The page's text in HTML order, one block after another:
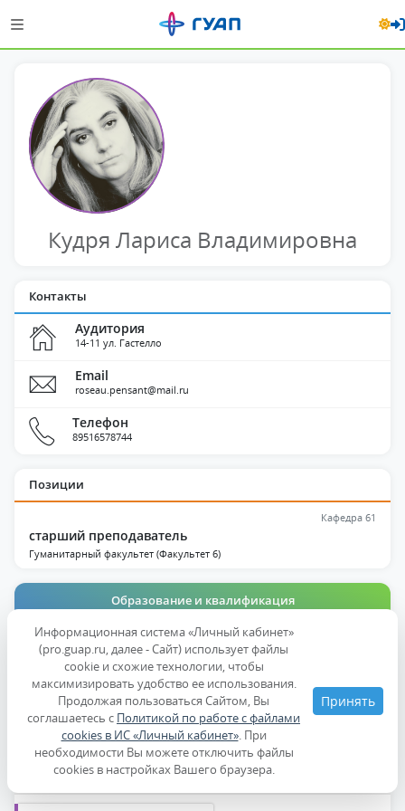
Кудря Лариса Владимировна
Контакты
Аудитория
14-11 ул. Гастелло
Email
roseau.pensant@mail.ru
Телефон
89516578744
Позиции
Кафедра 61
старший преподаватель
Гуманитарный факультет (Факультет 6)
Образование и квалификация
Публикации
Дисциплины
О себе
Образование
Информационная система «Личный кабинет»
(pro.guap.ru, далее - Сайт) использует файлы
cookie и схожие технологии, чтобы
максимизировать удобство ее использования.
Продолжая пользоваться Сайтом, Вы
соглашаетесь с Политикой по работе с файлами
cookies в ИС «Личный кабинет». При
необходимости Вы можете отключить файлы
cookies в настройках Вашего браузера.
Принять